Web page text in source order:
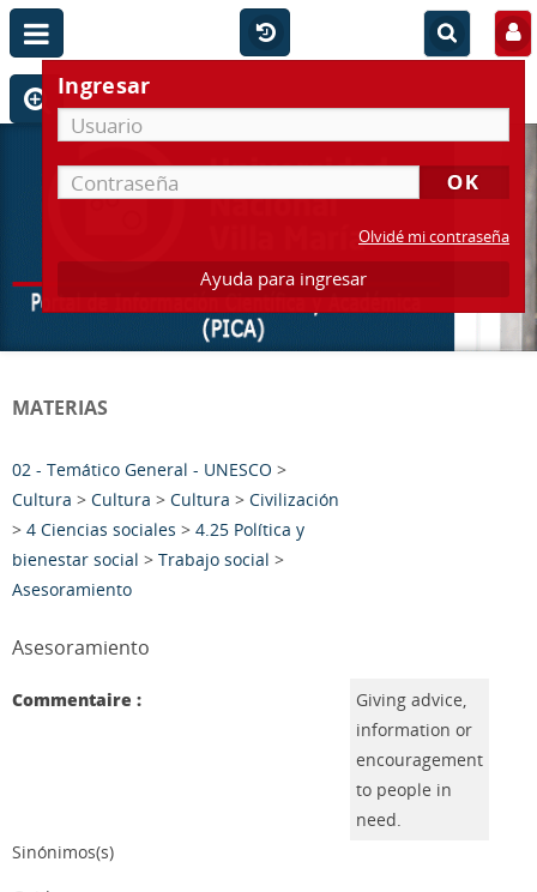
Ingresar
Olvidé mi contraseña
Ayuda para ingresar
MATERIAS
02 - Temático General - UNESCO >
Cultura > Cultura > Cultura > Civilización
> 4 Ciencias sociales > 4.25 Política y
bienestar social > Trabajo social >
Asesoramiento
Asesoramiento
Commentaire :
Giving advice,
information or
encouragement
to people in
need.
Sinónimos(s)